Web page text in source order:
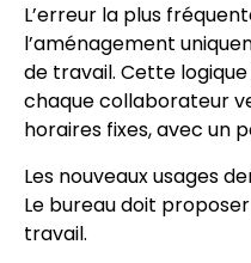
L’erreur la plus
l’aménagement
de travail. Cette
chaque collaborateur
horaires fixes, avec un
Les nouveaux usages
Le bureau doit
travail.